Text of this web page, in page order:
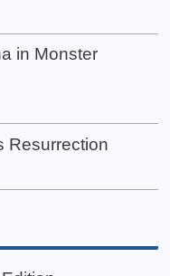
in Monster
Resurrection